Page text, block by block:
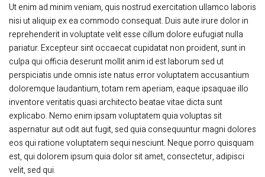
Ut enim ad minim veniam, quis nostrud exercitation ullamco laboris
nisi ut aliquip ex ea commodo consequat. Duis aute irure dolor in
reprehenderit in voluptate velit esse cillum dolore eufugiat nulla
pariatur. Excepteur sint occaecat cupidatat non proident, sunt in
culpa qui officia deserunt mollit anim id est laborum sed ut
perspiciatis unde omnis iste natus error voluptatem accusantium
doloremque laudantium, totam rem aperiam, eaque ipsaquae illo
inventore veritatis quasi architecto beatae vitae dicta sunt
explicabo. Nemo enim ipsam voluptatem quia voluptas sit
aspernatur aut odit aut fugit, sed quia consequuntur magni dolores
eos qui ratione voluptatem sequi nesciunt. Neque porro quisquam
est, qui dolorem ipsum quia dolor sit amet, consectetur, adipisci
velit, sed qui.